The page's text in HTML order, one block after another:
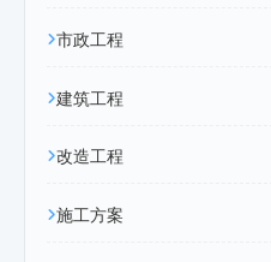
市政工程
建筑工程
改造工程
施工方案